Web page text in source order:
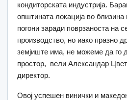
кондиторската индустрија.
општината локација во
погони заради поврзаноста на
производство, но иако празно
земјиште има, не можеме да го
простор, вели Александар
директор.
Овој успешен винички и